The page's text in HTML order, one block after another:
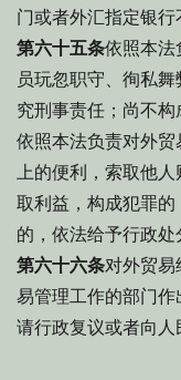
门或者外汇指定银行
第六十五条依照本法
员玩忽职守、徇私
究刑事责任；尚不构
依照本法负责对外
上的便利，索取他
取利益，构成犯罪
的，依法给予行政处
第六十六条对外贸易
易管理工作的部门
请行政复议或者向人